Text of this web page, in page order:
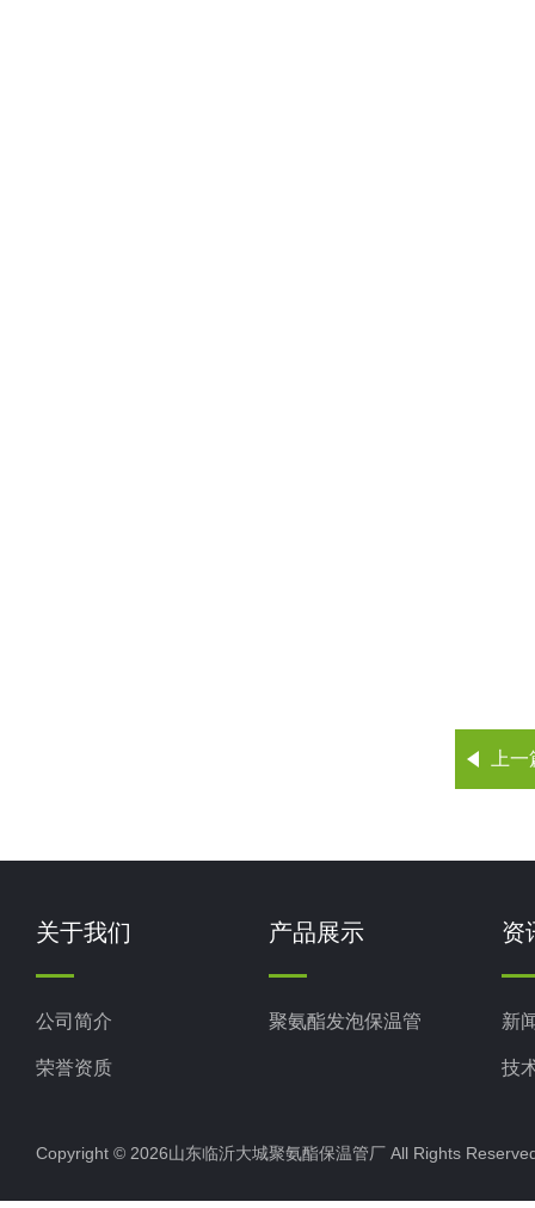
上
关于我们
公司简介
荣誉资质
产品展示
聚氨酯发泡保温管
资
新
技
Copyright © 2026山东临沂大城聚氨酯保温管厂 All Rights